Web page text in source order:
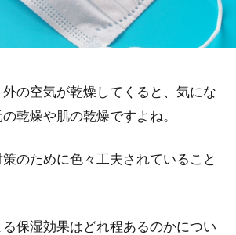
の空気が乾燥してくると、気にな
乾燥や肌の乾燥ですよね。
のために色々工夫されていること
保湿効果はどれ程あるのかについ